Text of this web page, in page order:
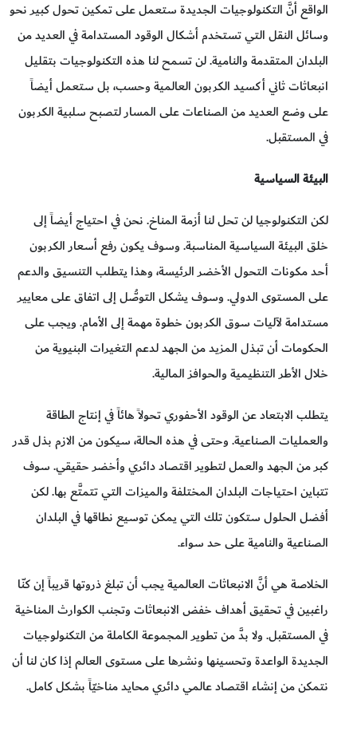
الواقع أنَّ التكنولوجيات الجديدة ستعمل على تمكين تحول كبير نحو
وسائل النقل التي تستخدم أشكال الوقود المستدامة في العديد من
البلدان المتقدمة والنامية. لن تسمح لنا هذه التكنولوجيات بتقليل
انبعاثات ثاني أكسيد الكربون العالمية وحسب، بل ستعمل أيضاً
على وضع العديد من الصناعات على المسار لتصبح سلبية الكربون
في المستقبل.
البيئة السياسية
لكن التكنولوجيا لن تحل لنا أزمة المناخ. نحن في احتياج أيضاً إلى
خلق البيئة السياسية المناسبة. وسوف يكون رفع أسعار الكربون
أحد مكونات التحول الأخضر الرئيسة، وهذا يتطلب التنسيق والدعم
على المستوى الدولي. وسوف يشكل التوصُّل إلى اتفاق على معايير
مستدامة لآليات سوق الكربون خطوة مهمة إلى الأمام. ويجب على
الحكومات أن تبذل المزيد من الجهد لدعم التغيرات البنيوية من
خلال الأطر التنظيمية والحوافز المالية.
يتطلب الابتعاد عن الوقود الأحفوري تحولاً هائاً في إنتاج الطاقة
والعمليات الصناعية. وحتى في هذه الحالة، سيكون من الازم بذل قدر
كبر من الجهد والعمل لتطوير اقتصاد دائري وأخضر حقيقي. سوف
تتباين احتياجات البلدان المختلفة والميزات التي تتمتَّع بها. لكن
أفضل الحلول ستكون تلك التي يمكن توسيع نطاقها في البلدان
الصناعية والنامية على حد سواء.
الخلاصة هي أنَّ الانبعاثات العالمية يجب أن تبلغ ذروتها قريباً إن كنّا
راغبين في تحقيق أهداف خفض الانبعاثات وتجنب الكوارث المناخية
في المستقبل. ولا بدَّ من تطوير المجموعة الكاملة من التكنولوجيات
الجديدة الواعدة وتحسينها ونشرها على مستوى العالم إذا كان لنا أن
نتمكن من إنشاء اقتصاد عالمي دائري محايد مناخيّاً بشكل كامل.